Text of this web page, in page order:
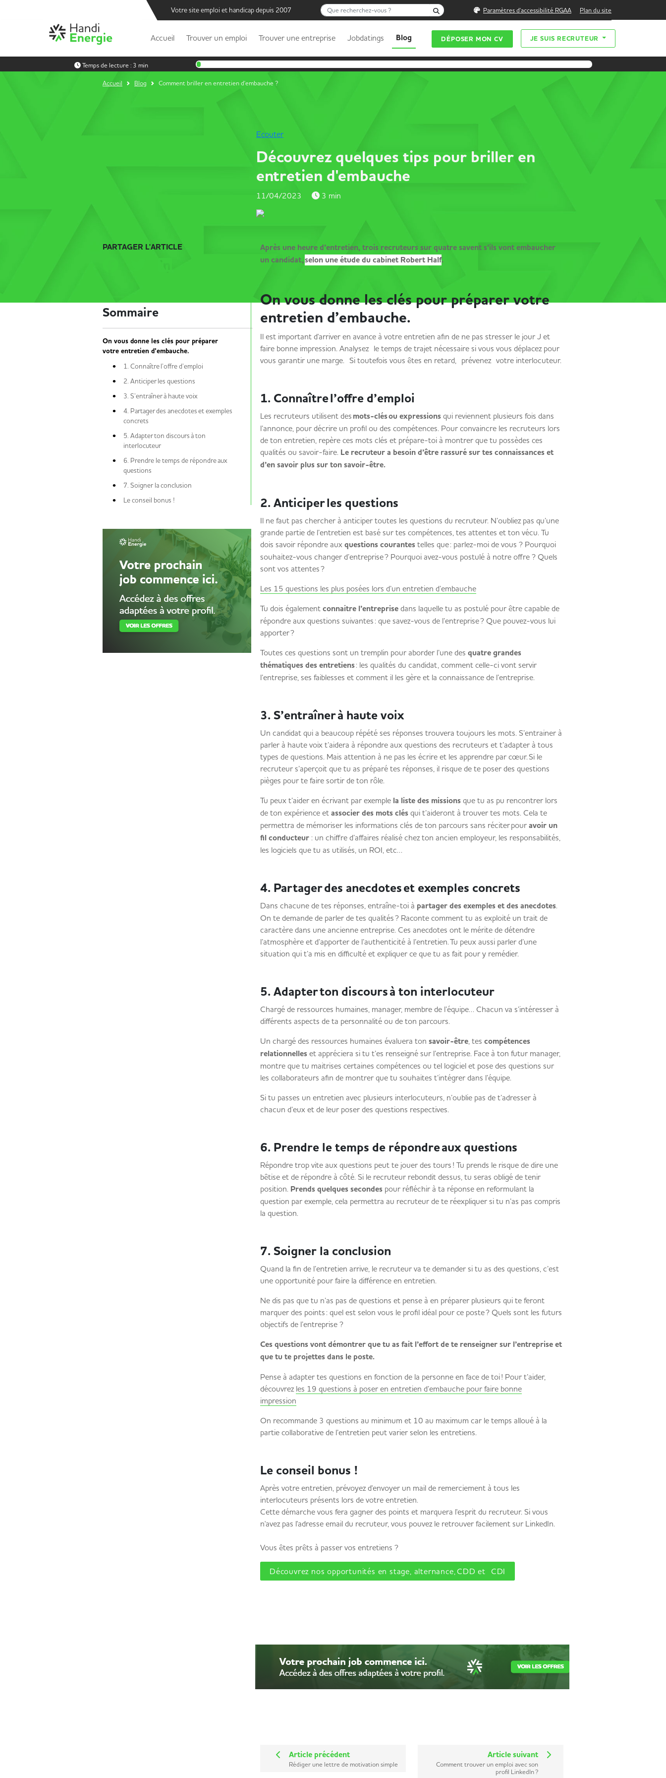
Votre site emploi et handicap depuis 2007 Que recherchez-vous ? Rechercher Paramètres d'accessibilité RGAA Plan du site
Accueil Trouver un emploi Trouver une entreprise Jobdatings Blog DÉPOSER MON CV JE SUIS RECRUTEUR
Temps de lecture : 3 min
Accueil Blog Comment briller en entretien d'embauche ?
Ecouter
Découvrez quelques tips pour briller en
entretien d'embauche
11/04/2023 3 min
PARTAGER L'ARTICLE
Sommaire
On vous donne les clés pour préparer
votre entretien d’embauche.
1. Connaître l’offre d’emploi
2. Anticiper les questions
3. S’entraîner à haute voix
4. Partager des anecdotes et exemples
concrets
5. Adapter ton discours à ton
interlocuteur
6. Prendre le temps de répondre aux
questions
7. Soigner la conclusion
Le conseil bonus !
Après une heure d’entretien, trois recruteurs sur quatre savent s’ils vont embaucher
un candidat,selon une étude du cabinet Robert Half.
On vous donne les clés pour préparer votre
entretien d’embauche.
Il est important d'arriver en avance à votre entretien afin de ne pas stresser le jour J et
faire bonne impression. Analysez le temps de trajet nécessaire si vous vous déplacez pour
vous garantir une marge. Si toutefois vous êtes en retard, prévenez votre interlocuteur.
1. Connaître l’offre d’emploi
Les recruteurs utilisent des mots-clés ou expressionsqui reviennent plusieurs fois dans
l’annonce, pour décrire un profil ou des compétences. Pour convaincre les recruteurs lors
de ton entretien, repère ces mots clés et prépare-toi à montrer que tu possèdes ces
qualités ou savoir-faire. Le recruteur a besoin d’être rassuré sur tes connaissances et
d’en savoir plus sur ton savoir-être.
2. Anticiper les questions
Il ne faut pas chercher à anticiper toutes les questions du recruteur. N’oubliez pas qu’une
grande partie de l’entretien est basé sur tes compétences, tes attentes et ton vécu. Tu
dois savoir répondre aux questions courantestelles que : parlez-moi de vous ? Pourquoi
souhaitez-vous changer d’entreprise ? Pourquoi avez-vous postulé à notre offre ? Quels
sont vos attentes ?
Les 15 questions les plus posées lors d’un entretien d’embauche
Tu dois également connaitre l’entreprisedans laquelle tu as postulé pour être capable de
répondre aux questions suivantes : que savez-vous de l’entreprise ? Que pouvez-vous lui
apporter ?
Toutes ces questions sont un tremplin pour aborder l’une des quatre grandes
thématiques des entretiens: les qualités du candidat, comment celle-ci vont servir
l’entreprise, ses faiblesses et comment il les gère et la connaissance de l’entreprise.
3. S’entraîner à haute voix
Un candidat qui a beaucoup répété ses réponses trouvera toujours les mots. S’entrainer à
parler à haute voix t’aidera à répondre aux questions des recruteurs et t’adapter à tous
types de questions. Mais attention à ne pas les écrire et les apprendre par cœur. Si le
recruteur s’aperçoit que tu as préparé tes réponses, il risque de te poser des questions
pièges pour te faire sortir de ton rôle.
Tu peux t’aider en écrivant par exemple la liste des missionsque tu as pu rencontrer lors
de ton expérience et associer des mots clésqui t’aideront à trouver tes mots. Cela te
permettra de mémoriser les informations clés de ton parcours sans réciter pour avoir un
fil conducteur: un chiffre d’affaires réalisé chez ton ancien employeur, les responsabilités,
les logiciels que tu as utilisés, un ROI, etc…
4. Partager des anecdotes et exemples concrets
Dans chacune de tes réponses, entraîne-toi à partager des exemples et des anecdotes.
On te demande de parler de tes qualités ? Raconte comment tu as exploité un trait de
caractère dans une ancienne entreprise. Ces anecdotes ont le mérite de détendre
l’atmosphère et d’apporter de l’authenticité à l’entretien. Tu peux aussi parler d’une
situation qui t’a mis en difficulté et expliquer ce que tu as fait pour y remédier.
5. Adapter ton discours à ton interlocuteur
Chargé de ressources humaines, manager, membre de l’équipe… Chacun va s’intéresser à
différents aspects de ta personnalité ou de ton parcours.
Un chargé des ressources humaines évaluera ton savoir-être, tes compétences
relationnelles et appréciera si tu t’es renseigné sur l’entreprise. Face à ton futur manager,
montre que tu maitrises certaines compétences ou tel logiciel et pose des questions sur
les collaborateurs afin de montrer que tu souhaites t’intégrer dans l’équipe.
Si tu passes un entretien avec plusieurs interlocuteurs, n’oublie pas de t’adresser à
chacun d’eux et de leur poser des questions respectives.
6. Prendre le temps de répondre aux questions
Répondre trop vite aux questions peut te jouer des tours ! Tu prends le risque de dire une
bêtise et de répondre à côté. Si le recruteur rebondit dessus, tu seras obligé de tenir
position. Prends quelques secondespour réfléchir à ta réponse en reformulant la
question par exemple, cela permettra au recruteur de te réexpliquer si tu n’as pas compris
la question.
7. Soigner la conclusion
Quand la fin de l’entretien arrive, le recruteur va te demander si tu as des questions, c’est
une opportunité pour faire la différence en entretien.
Ne dis pas que tu n’as pas de questions et pense à en préparer plusieurs qui te feront
marquer des points : quel est selon vous le profil idéal pour ce poste ? Quels sont les futurs
objectifs de l’entreprise ?
Ces questions vont démontrer que tu as fait l’effort de te renseigner sur l’entreprise et
que tu te projettes dans le poste.
Pense à adapter tes questions en fonction de la personne en face de toi ! Pour t’aider,
découvrez les 19 questions à poser en entretien d’embauche pour faire bonne
impression
On recommande 3 questions au minimum et 10 au maximum car le temps alloué à la
partie collaborative de l’entretien peut varier selon les entretiens.
Le conseil bonus !
Après votre entretien, prévoyez d'envoyer un mail de remerciement à tous les
interlocuteurs présents lors de votre entretien.
Cette démarche vous fera gagner des points et marquera l'esprit du recruteur. Si vous
n'avez pas l'adresse email du recruteur, vous pouvez le retrouver facilement sur LinkedIn.
Vous êtes prêts à passer vos entretiens ?
Découvrez nos opportunités en stage, alternance, CDD et CDI
Article précédent
Rédiger une lettre de motivation simple
Article suivant
Comment trouver un emploi avec son
profil LinkedIn ?